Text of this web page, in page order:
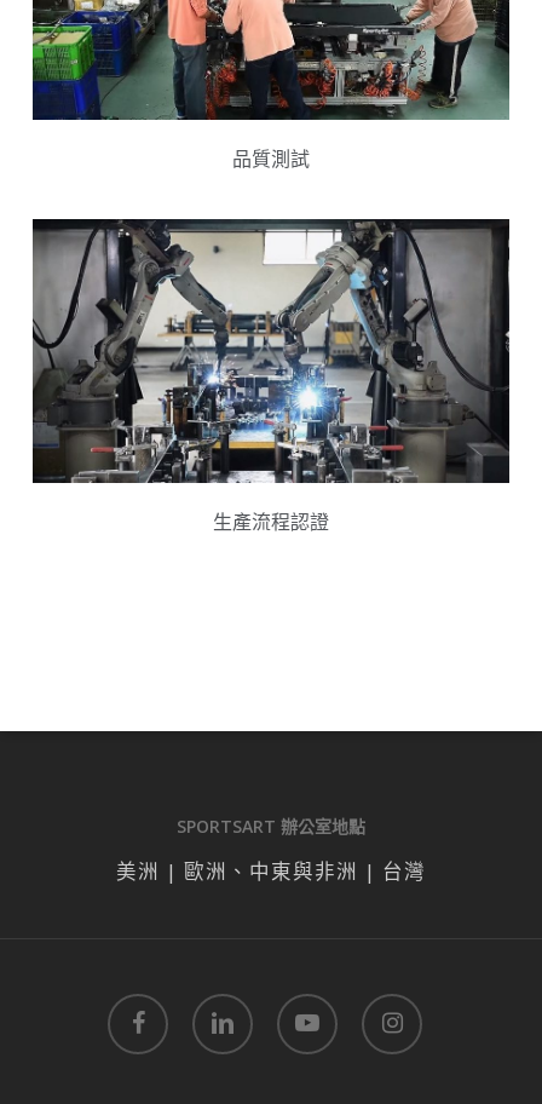
品質測試
生產流程認證
SPORTSART 辦公室地點
美洲 | 歐洲、中東與非洲 | 台灣
facebook linkedin youtube instagram